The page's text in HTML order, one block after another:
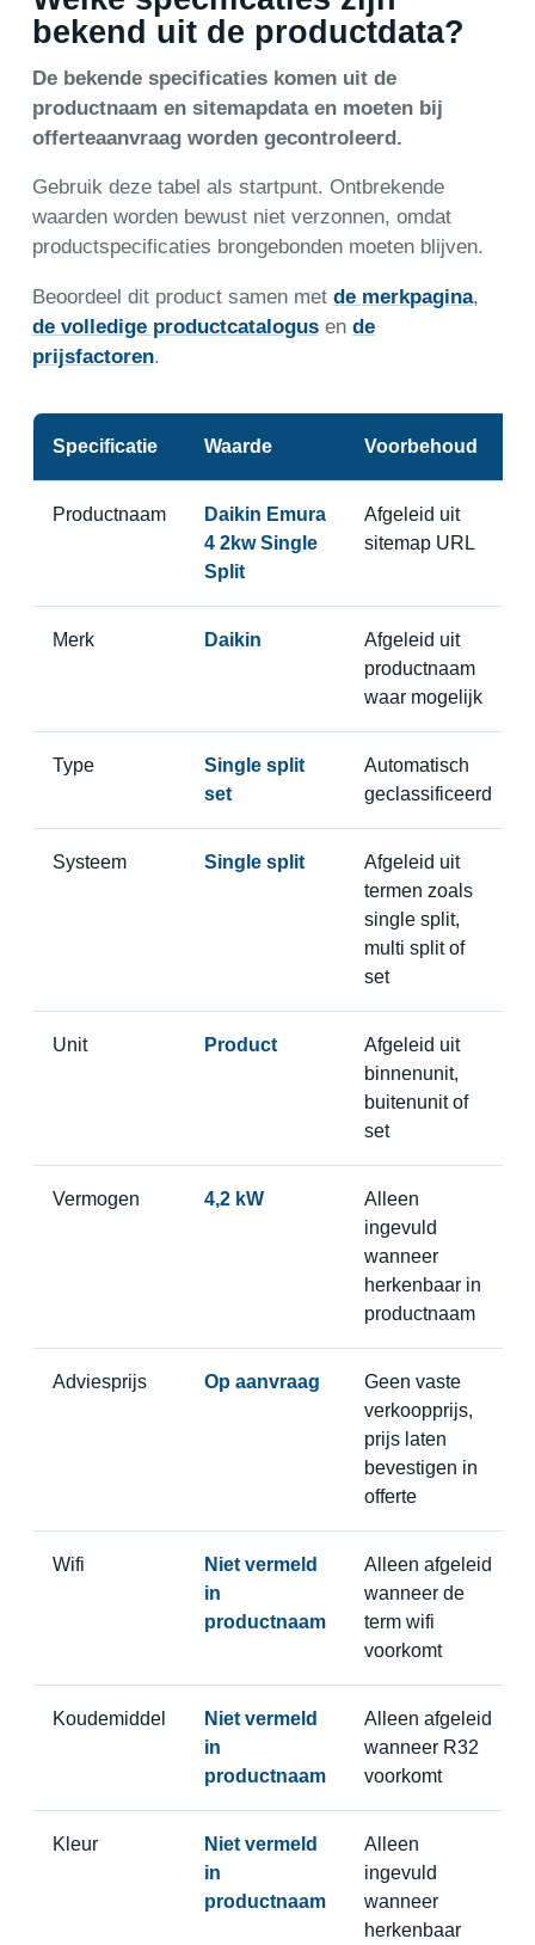
bekend uit de productdata?
De bekende specificaties komen uit de
productnaam en sitemapdata en moeten bij
offerteaanvraag worden gecontroleerd.
Gebruik deze tabel als startpunt. Ontbrekende
waarden worden bewust niet verzonnen, omdat
productspecificaties brongebonden moeten blijven.
Beoordeel dit product samen met de merkpagina,
de volledige productcatalogusen de
prijsfactoren.
Specificatie Waarde Voorbehoud
Productnaam
Daikin Emura
4 2kw Single
Split
Afgeleid uit
sitemap URL
Merk Daikin
Afgeleid uit
productnaam
waar mogelijk
Type
Single split
set
Automatisch
geclassificeerd
Systeem Single split
Afgeleid uit
termen zoals
single split,
multi split of
set
Unit Product
Afgeleid uit
binnenunit,
buitenunit of
set
Vermogen 4,2 kW
Alleen
ingevuld
wanneer
herkenbaar in
productnaam
Adviesprijs Op aanvraag
Geen vaste
verkoopprijs,
prijs laten
bevestigen in
offerte
Wifi
Niet vermeld
in
productnaam
Alleen afgeleid
wanneer de
term wifi
voorkomt
Koudemiddel
Niet vermeld
in
productnaam
Alleen afgeleid
wanneer R32
voorkomt
Kleur
Niet vermeld
in
productnaam
Alleen
ingevuld
wanneer
herkenbaar